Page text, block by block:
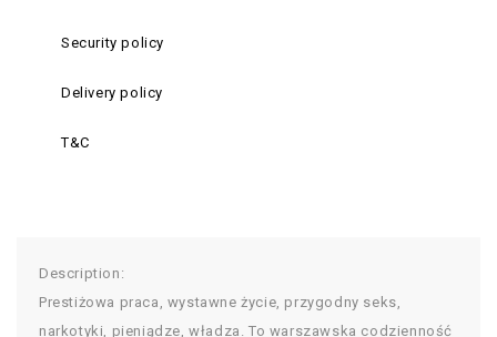
Security policy
Delivery policy
T&C
Description:
Prestiżowa praca, wystawne życie, przygodny seks,
narkotyki, pieniądze, władza. To warszawska codzienność